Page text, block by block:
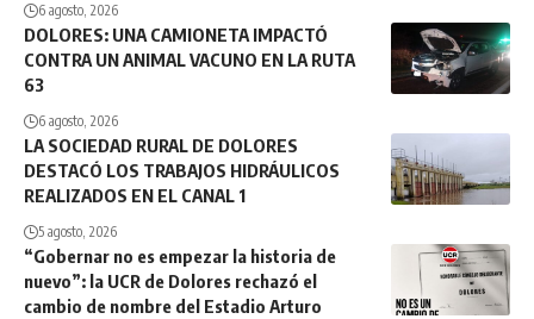
6 agosto, 2026
DOLORES: UNA CAMIONETA IMPACTÓ
CONTRA UN ANIMAL VACUNO EN LA RUTA
63
6 agosto, 2026
LA SOCIEDAD RURAL DE DOLORES
DESTACÓ LOS TRABAJOS HIDRÁULICOS
REALIZADOS EN EL CANAL 1
5 agosto, 2026
“Gobernar no es empezar la historia de
nuevo”: la UCR de Dolores rechazó el
cambio de nombre del Estadio Arturo